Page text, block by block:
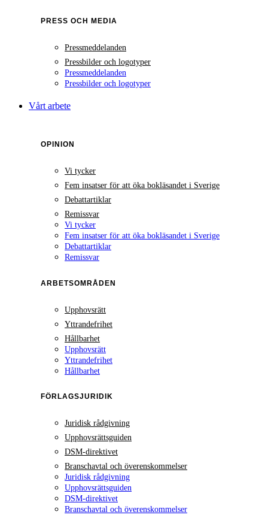
PRESS OCH MEDIA
Pressmeddelanden
Pressbilder och logotyper
Pressmeddelanden
Pressbilder och logotyper
Vårt arbete
OPINION
Vi tycker
Fem insatser för att öka bokläsandet i Sverige
Debattartiklar
Remissvar
Vi tycker
Fem insatser för att öka bokläsandet i Sverige
Debattartiklar
Remissvar
ARBETSOMRÅDEN
Upphovsrätt
Yttrandefrihet
Hållbarhet
Upphovsrätt
Yttrandefrihet
Hållbarhet
FÖRLAGSJURIDIK
Juridisk rådgivning
Upphovsrättsguiden
DSM-direktivet
Branschavtal och överenskommelser
Juridisk rådgivning
Upphovsrättsguiden
DSM-direktivet
Branschavtal och överenskommelser